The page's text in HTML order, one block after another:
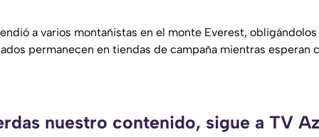
a varios montañistas en el monte Everest,
permanecen en tiendas de campaña mientras esperan
nuestro contenido, sigue a TV